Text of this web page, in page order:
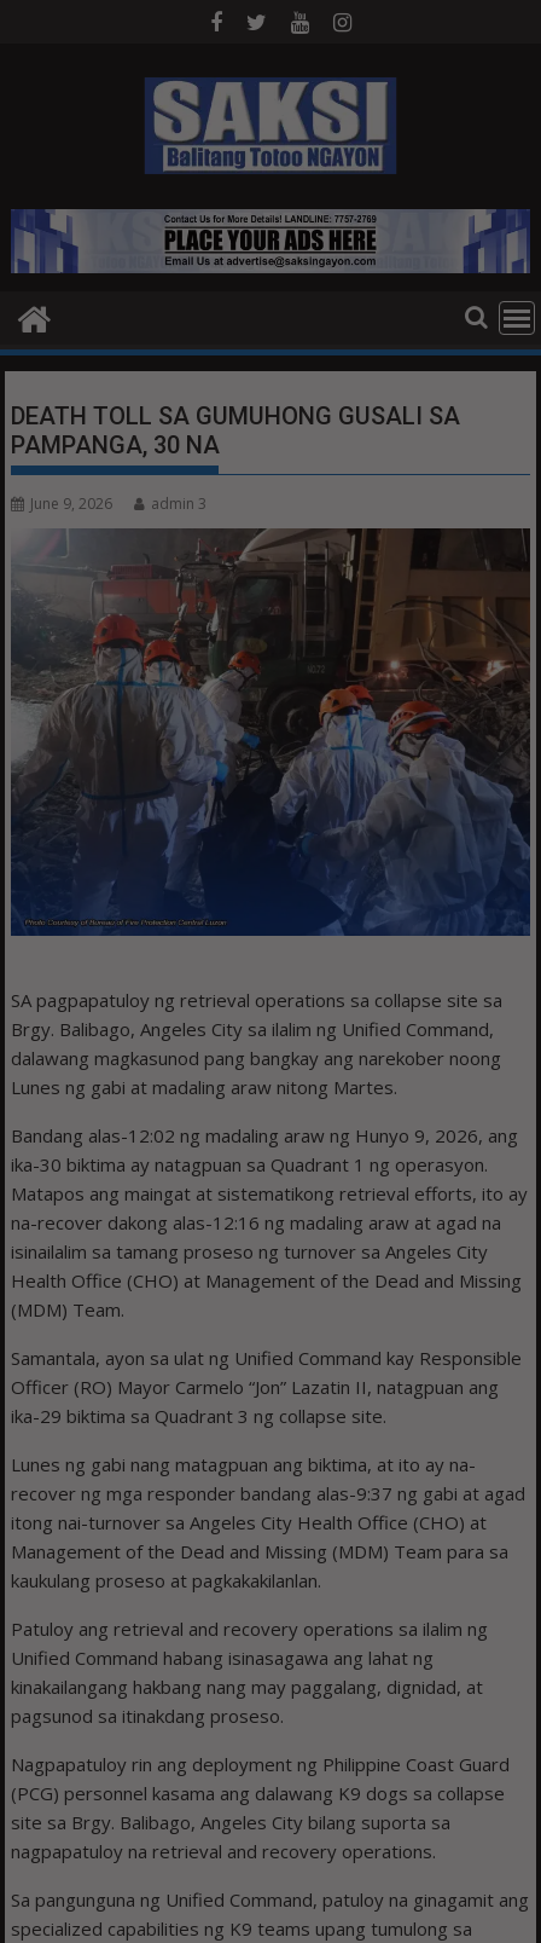
DEATH TOLL SA GUMUHONG GUSALI SA
PAMPANGA, 30 NA
June 9, 2026 admin 3
SA pagpapatuloy ng retrieval operations sa collapse site sa
Brgy. Balibago, Angeles City sa ilalim ng Unified Command,
dalawang magkasunod pang bangkay ang narekober noong
Lunes ng gabi at madaling araw nitong Martes.
Bandang alas-12:02 ng madaling araw ng Hunyo 9, 2026, ang
ika-30 biktima ay natagpuan sa Quadrant 1 ng operasyon.
Matapos ang maingat at sistematikong retrieval efforts, ito ay
na-recover dakong alas-12:16 ng madaling araw at agad na
isinailalim sa tamang proseso ng turnover sa Angeles City
Health Office (CHO) at Management of the Dead and Missing
(MDM) Team.
Samantala, ayon sa ulat ng Unified Command kay Responsible
Officer (RO) Mayor Carmelo “Jon” Lazatin II, natagpuan ang
ika-29 biktima sa Quadrant 3 ng collapse site.
Lunes ng gabi nang matagpuan ang biktima, at ito ay na-
recover ng mga responder bandang alas-9:37 ng gabi at agad
itong nai-turnover sa Angeles City Health Office (CHO) at
Management of the Dead and Missing (MDM) Team para sa
kaukulang proseso at pagkakakilanlan.
Patuloy ang retrieval and recovery operations sa ilalim ng
Unified Command habang isinasagawa ang lahat ng
kinakailangang hakbang nang may paggalang, dignidad, at
pagsunod sa itinakdang proseso.
Nagpapatuloy rin ang deployment ng Philippine Coast Guard
(PCG) personnel kasama ang dalawang K9 dogs sa collapse
site sa Brgy. Balibago, Angeles City bilang suporta sa
nagpapatuloy na retrieval and recovery operations.
Sa pangunguna ng Unified Command, patuloy na ginagamit ang
specialized capabilities ng K9 teams upang tumulong sa